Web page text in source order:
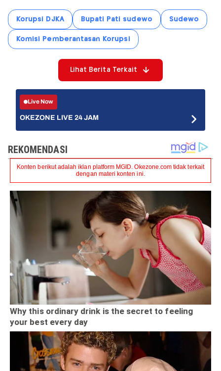
Korupsi DJKA Bupati Pati sudewo Sudewo
Komisi Pemberantasan Korupsi
Lihat Berita Terkait
Live Now
OKEZONE LIVE 24 JAM